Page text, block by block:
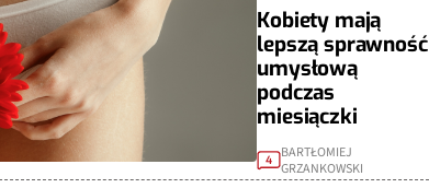
Kobiety mają
lepszą sprawność
umysłową
podczas
miesiączki
4
BARTŁOMIEJ
GRZANKOWSKI